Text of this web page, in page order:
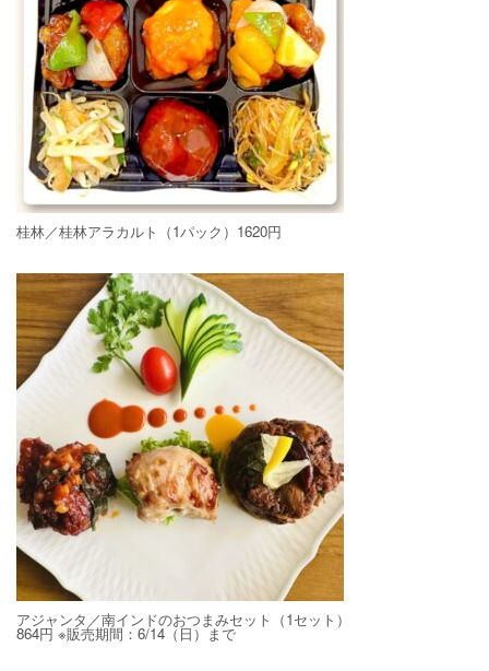
桂林／桂林アラカルト（1パック）1620円
アジャンタ／南インドのおつまみセット（1セット）
864円 ※販売期間：6/14（日）まで